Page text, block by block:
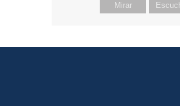
Mirar